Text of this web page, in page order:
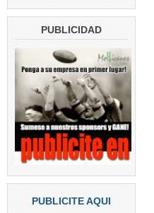
PUBLICIDAD
PUBLICITE AQUI